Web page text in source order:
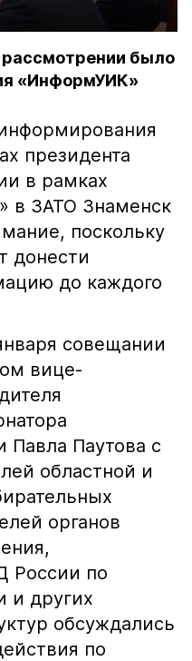
было
«ИнформУИК»
президента
в рамках
в ЗАТО Знаменск
поскольку
донести
до каждого
совещании
вице-
Павла Паутова с
областной и
органов
России по
и других
обсуждались
по